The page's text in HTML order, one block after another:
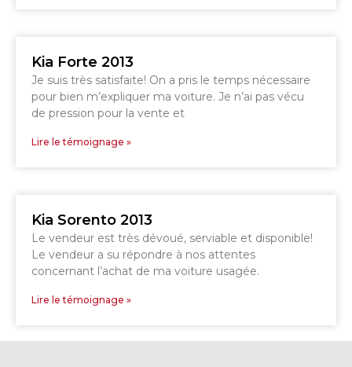
Kia Forte 2013
Je suis très satisfaite! On a pris le temps nécessaire
pour bien m’expliquer ma voiture. Je n’ai pas vécu
de pression pour la vente et
Lire le témoignage »
Kia Sorento 2013
Le vendeur est très dévoué, serviable et disponible!
Le vendeur a su répondre à nos attentes
concernant l’achat de ma voiture usagée.
Lire le témoignage »
GRANBY
SHERBROOKE